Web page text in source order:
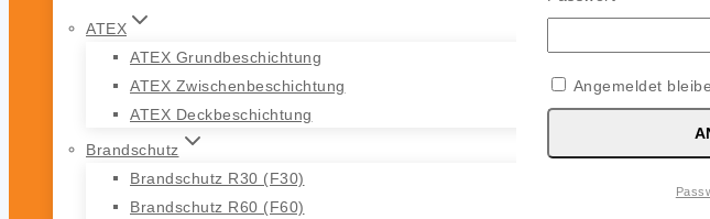
ATEX
ATEX Grundbeschichtung
ATEX Zwischenbeschichtung
ATEX Deckbeschichtung
Brandschutz
Brandschutz R30 (F30)
Brandschutz R60 (F60)
Angemeldet